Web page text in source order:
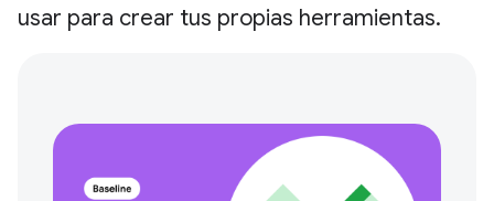
usar para crear tus propias herramientas.